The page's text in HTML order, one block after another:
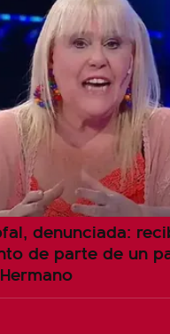
denunciada:
de parte de un